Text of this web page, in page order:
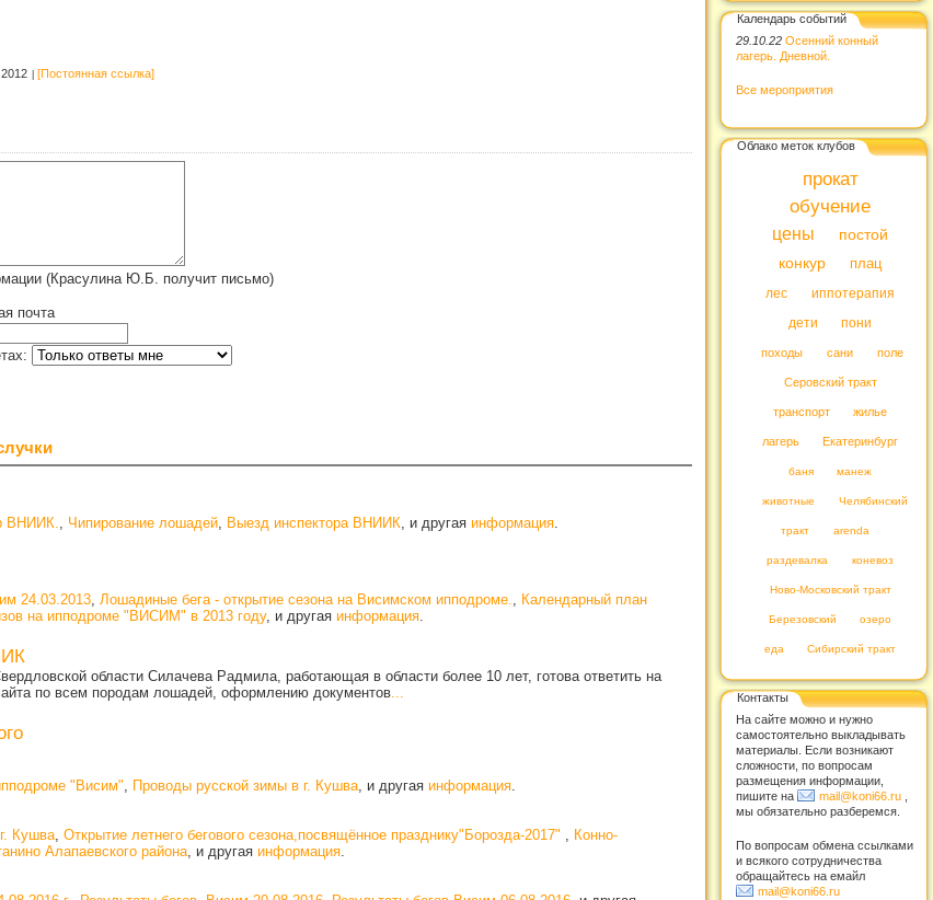
[Постоянная ссылка]
(Красулина Ю.Б. получит письмо)
почта
ВНИИК., Чипирование лошадей, Выезд инспектора ВНИИК, и другая информация.
24.03.2013, Лошадиные бега - открытие сезона на Висимском ипподроме., Календарный план
на ипподроме "ВИСИМ" в 2013 году, и другая информация.
области Силачева Радмила, работающая в области более 10 лет, готова ответить на
по всем породам лошадей, оформлению документов...
"Висим", Проводы русской зимы в г. Кушва, и другая информация.
Кушва, Открытие летнего бегового сезона,посвящённое празднику"Борозда-2017" , Конно-
Алапаевского района, и другая информация.
Календарь событий
29.10.22 Осенний конный
лагерь. Дневной.
Все мероприятия
Облако меток клубов
прокат
обучение
цены
постой
конкур
плац
лес
иппотерапия
дети
пони
походы сани поле
Серовский тракт
транспорт жилье
лагерь Екатеринбург
баня манеж
животные Челябинский
тракт arenda
раздевалка коневоз
Ново-Московский тракт
Березовский озеро
еда Сибирский тракт
Контакты
На сайте можно и нужно
самостоятельно выкладывать
материалы. Если возникают
сложности, по вопросам
размещения информации,
пишите на
mail@koni66.ru
мы обязательно разберемся.
По вопросам обмена ссылками
и всякого сотрудничества
обращайтесь на емайл
mail@koni66.ru